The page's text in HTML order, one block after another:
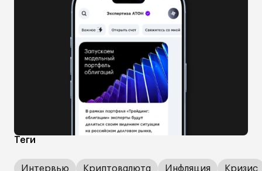
Теги
Интервью Криптовалюта Инфляция
Кризис